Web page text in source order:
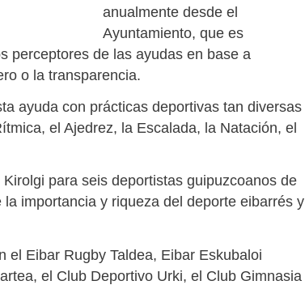
anualmente desde el
Ayuntamiento, que es
perceptores de las ayudas en base a
o la transparencia.
ayuda con prácticas deportivas tan diversas
el Ajedrez, la Escalada, la Natación, el
para seis deportistas guipuzcoanos de
importancia y riqueza del deporte eibarrés y
el Eibar Rugby Taldea, Eibar Eskubaloi
el Club Deportivo Urki, el Club Gimnasia